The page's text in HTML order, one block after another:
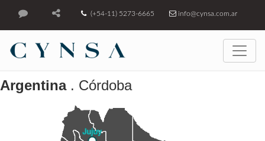
(+54-11) 5273-6665 info@cynsa.com.ar
Argentina. Córdoba